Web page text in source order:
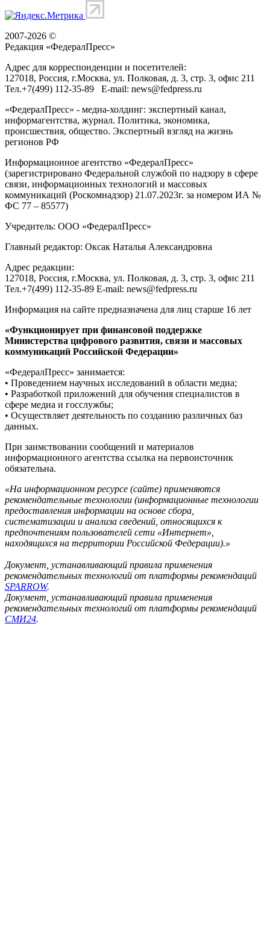
2007-2026 ©
Редакция «ФедералПресс»
Адрес для корреспонденции и посетителей:
127018, Россия, г.Москва, ул. Полковая, д. 3, стр. 3, офис 211
Тел.+7(499) 112-35-89 E-mail: news@fedpress.ru
«ФедералПресс» - медиа-холдинг: экспертный канал,
информагентства, журнал. Политика, экономика,
происшествия, общество. Экспертный взгляд на жизнь
регионов РФ
Информационное агентство «ФедералПресс»
(зарегистрировано Федеральной службой по надзору в сфере
связи, информационных технологий и массовых
коммуникаций (Роскомнадзор) 21.07.2023г. за номером ИА №
ФС 77 – 85577)
Учредитель: ООО «ФедералПресс»
Главный редактор: Оксак Наталья Александровна
Адрес редакции:
127018, Россия, г.Москва, ул. Полковая, д. 3, стр. 3, офис 211
Тел.+7(499) 112-35-89 E-mail: news@fedpress.ru
Информация на сайте предназначена для лиц старше 16 лет
«Функционирует при финансовой поддержке
Министерства цифрового развития, связи и массовых
коммуникаций Российской Федерации»
«ФедералПресс» занимается:
• Проведением научных исследований в области медиа;
• Разработкой приложений для обучения специалистов в
сфере медиа и госслужбы;
• Осуществляет деятельность по созданию различных баз
данных.
При заимствовании сообщений и материалов
информационного агентства ссылка на первоисточник
обязательна.
«На информационном ресурсе (сайте) применяются
рекомендательные технологии (информационные технологии
предоставления информации на основе сбора,
систематизации и анализа сведений, относящихся к
предпочтениям пользователей сети «Интернет»,
находящихся на территории Российской Федерации).»
Документ, устанавливающий правила применения
рекомендательных технологий от платформы рекомендаций
SPARROW.
Документ, устанавливающий правила применения
рекомендательных технологий от платформы рекомендаций
СМИ24.